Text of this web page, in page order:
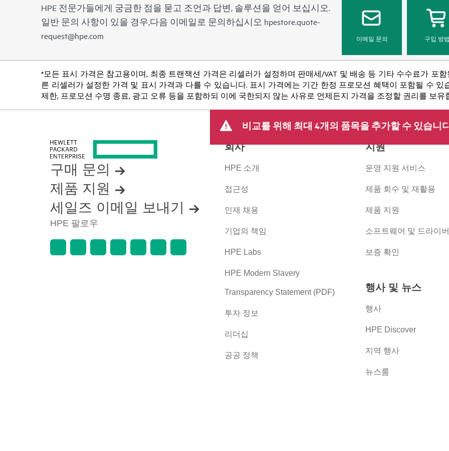
HPE 전문가들에게 궁금한 점을 묻고 조언과 답변, 솔루션을 얻어 보십시오.
일반 문의 사항이 있을 경우,다음 이메일로 문의하십시오 hpestore.quote-
request@hpe.com
이메일 문의 구입 방
*모든 표시 가격은 참고용이며, 최종 트랜잭션 가격은 리셀러가 설정하며 판매세/VAT 및 배송 등 기타 수수료가 포
른 리셀러가 설정한 가격 및 표시 가격과 다를 수 있습니다. 표시 가격에는 기간 한정 프로모션 혜택이 포함될 수 있
제한, 프로모션 수명 종료, 광고 오류 등을 포함하되 이에 국한되지 않는 사유로 언제든지 가격을 조정할 권리를 보유
비교를 위해 최대 4개의 품목을 추가할 수 있습니
구매 문의
제품 지원
세일즈 이메일 보내기
HPE 팔로우
회사
HPE 소개
접근성
인재 채용
기업의 책임
HPE Labs
HPE Modern Slavery
Transparency Statement (PDF)
투자 정보
리더십
공공 정책
지원
운영 지원 서비스
제품 회수 및 재활용
제품 지원
소프트웨어 및 드라이
보증 확인
행사 및 뉴스
행사
HPE Discover
지역 행사
뉴스룸